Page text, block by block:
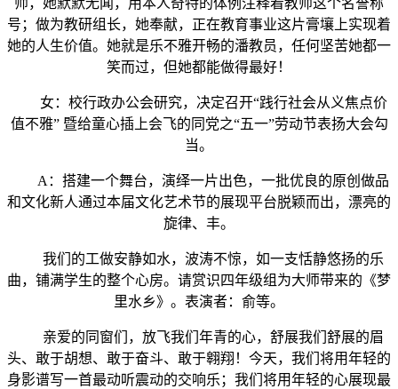
师，她默默无闻，用本人奇特的体例注释着教师这个名誉称
号；做为教研组长，她奉献，正在教育事业这片膏壤上实现着
她的人生价值。她就是乐不雅开畅的潘教员，任何坚苦她都一
笑而过，但她都能做得最好！
女：校行政办公会研究，决定召开“践行社会从义焦点价
值不雅” 暨给童心插上会飞的同党之“五一”劳动节表扬大会勾
当。
A：搭建一个舞台，演绎一片出色，一批优良的原创做品
和文化新人通过本届文化艺术节的展现平台脱颖而出，漂亮的
旋律、丰。
我们的工做安静如水，波涛不惊，如一支恬静悠扬的乐
曲，铺满学生的整个心房。请赏识四年级组为大师带来的《梦
里水乡》。表演者：俞等。
亲爱的同窗们，放飞我们年青的心，舒展我们舒展的眉
头、敢于胡想、敢于奋斗、敢于翱翔！今天，我们将用年轻的
身影谱写一首最动听震动的交响乐；我们将用年轻的心展现最